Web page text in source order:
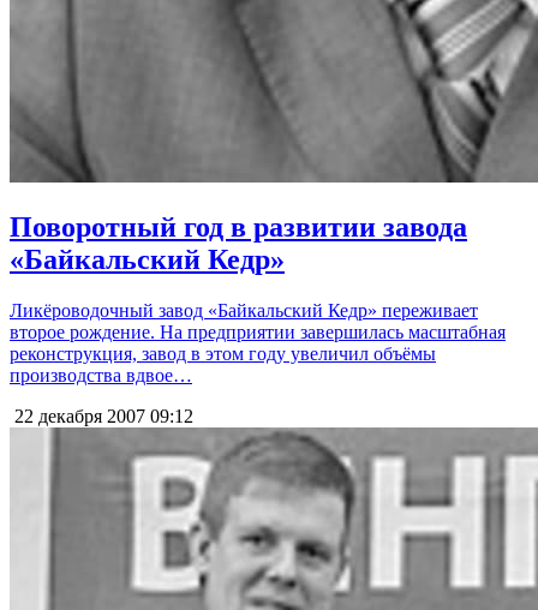
Поворотный год в развитии завода
«Байкальский Кедр»
Ликёроводочный завод «Байкальский Кедр» переживает
второе рождение. На предприятии завершилась масштабная
реконструкция, завод в этом году увеличил объёмы
производства вдвое…
22 декабря 2007 09:12